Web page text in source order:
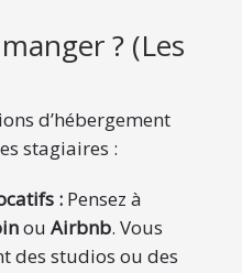
? (Les
d’hébergement
stagiaires :
: Pensez à
ou Airbnb. Vous
des studios ou des